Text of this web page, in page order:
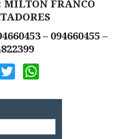
MILTON FRANCO
– 094660455 –
Facebook
Twitter